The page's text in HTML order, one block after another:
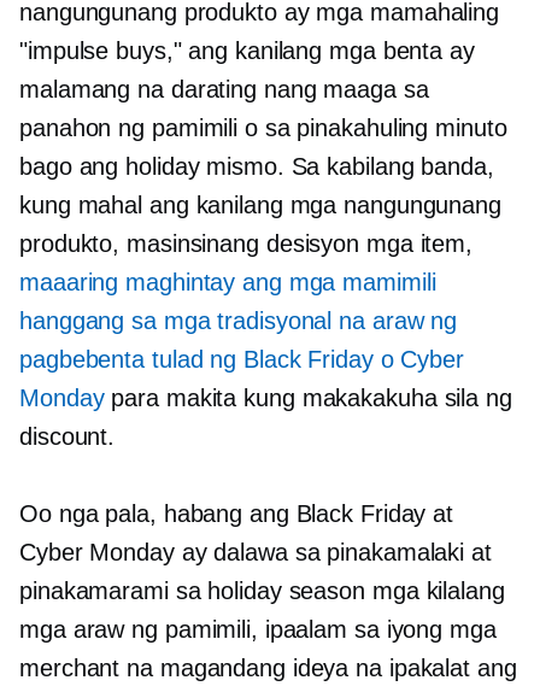
nangungunang produkto ay mga mamahaling
"impulse buys," ang kanilang mga benta ay
malamang na darating nang maaga sa
panahon ng pamimili o sa pinakahuling minuto
bago ang holiday mismo. Sa kabilang banda,
kung mahal ang kanilang mga nangungunang
produkto, masinsinang desisyon mga item,
maaaring maghintay ang mga mamimili
hanggang sa mga tradisyonal na araw ng
pagbebenta tulad ng Black Friday o Cyber ​​
Mondaypara makita kung makakakuha sila ng
discount.
Oo nga pala, habang ang Black Friday at
Cyber ​​Monday ay dalawa sa pinakamalaki at
pinakamarami sa holiday season mga kilalang
mga araw ng pamimili, ipaalam sa iyong mga
merchant na magandang ideya na ipakalat ang